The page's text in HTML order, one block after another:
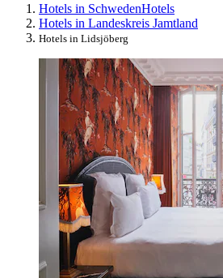
Hotels in SchwedenHotels
Hotels in Landeskreis Jamtland
Hotels in Lidsjöberg